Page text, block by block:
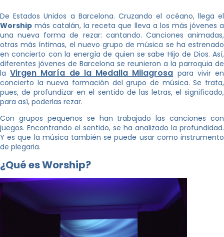
De Estados Unidos a Barcelona. Cruzando el océano, llega el
Worship más catalán, la receta que lleva a los más jóvenes a
una nueva forma de rezar: cantando. Canciones animadas,
otras más íntimas, el nuevo grupo de música se ha estrenado
en concierto con la energía de quien se sabe Hijo de Dios. Así,
diferentes jóvenes de Barcelona se reunieron a la parroquia de
laVirgen María de la Medalla Milagrosa para vivir en
concierto la nueva formación del grupo de música. Se trata,
pues, de profundizar en el sentido de las letras, el significado,
para así, poderlas rezar.
Con grupos pequeños se han trabajado las canciones con
juegos. Encontrando el sentido, se ha analizado la profundidad.
Y es que la música también se puede usar como instrumento
de plegaria.
¿Qué es Worship?